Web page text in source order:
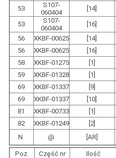
53
S107-
060404
[14]
53
S107-
060404
[16]
56
XKBF-00625 [14]
56
XKBF-00625 [16]
58
XKBF-01275 [1]
59
XKBF-01328 [1]
69
XKBF-01337 [9]
69
XKBF-01337 [10]
81
XKBF-00733 [1]
82
XKBF-01249 [2]
N.
@ [AR]
Poz.
Część nr Ilość